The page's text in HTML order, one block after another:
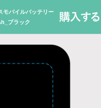
モバイルバッテリー
ブラック